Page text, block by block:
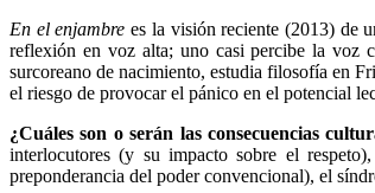
En el enjambre es la visión reciente (2013) de
reflexión en voz alta; uno casi percibe la voz
surcoreano de nacimiento, estudia filosofía en
el riesgo de provocar el pánico en el potencial
¿Cuáles son o serán las consecuencias
interlocutores (y su impacto sobre el
preponderancia del poder convencional), el